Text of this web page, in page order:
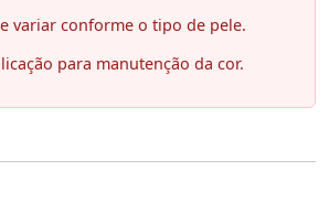
variar conforme o tipo de pele.
para manutenção da cor.